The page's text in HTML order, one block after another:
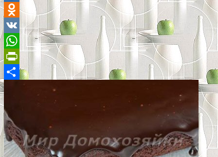
Mail.Ru
Odnoklassniki
VK
WhatsApp
PrintFriendly
Отправить